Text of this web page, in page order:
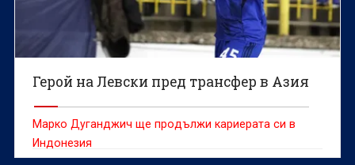
Герой на Левски пред трансфер в Азия
Марко Дуганджич ще продължи кариерата си в
Индонезия